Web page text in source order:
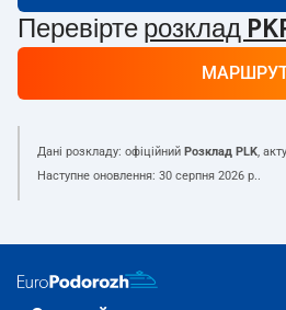
Перевірте розклад
Дані розкладу: офіційний Розклад PLK,
Наступне оновлення: 30 серпня 2026 р..